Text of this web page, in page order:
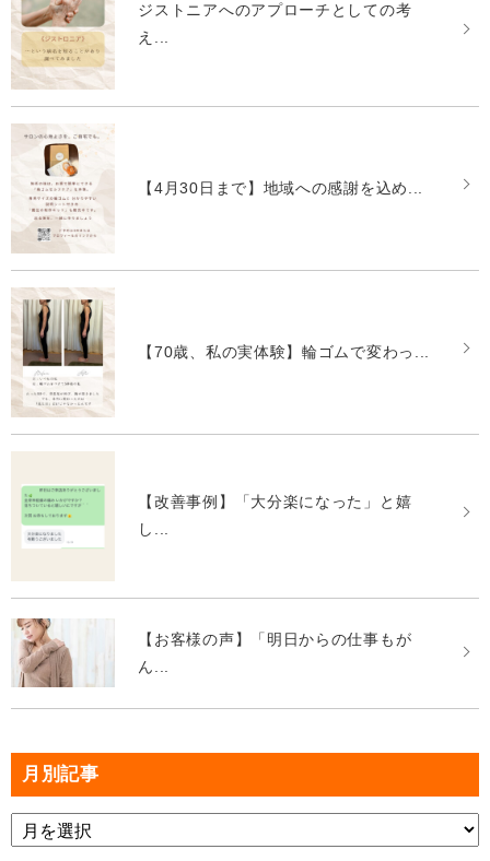
ジストニアへのアプローチとしての考
え...
【4月30日まで】地域への感謝を込め...
【70歳、私の実体験】輪ゴムで変わっ...
【改善事例】「大分楽になった」と嬉
し...
【お客様の声】「明日からの仕事もが
ん...
月別記事